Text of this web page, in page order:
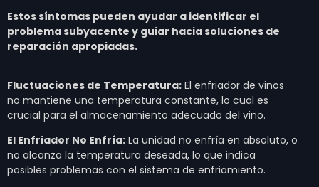
Estos síntomas pueden ayudar a identificar el
problema subyacente y guiar hacia soluciones de
reparación apropiadas.
Fluctuaciones de Temperatura: El enfriador de vinos
no mantiene una temperatura constante, lo cual es
crucial para el almacenamiento adecuado del vino.
El Enfriador No Enfría: La unidad no enfría en absoluto, o
no alcanza la temperatura deseada, lo que indica
posibles problemas con el sistema de enfriamiento.